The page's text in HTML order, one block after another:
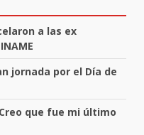
a las ex
jornada por el Día de
que fue mi último